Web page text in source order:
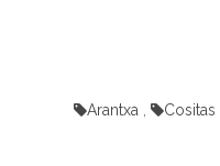
Arantxa
Cositas